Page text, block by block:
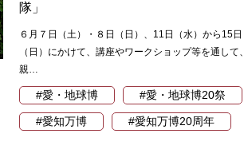
隊」
６月７日（土）・８日（日）、11日（水）から15日
（日）にかけて、講座やワークショップ等を通して、
親…
#愛・地球博 #愛・地球博20祭
#愛知万博 #愛知万博20周年